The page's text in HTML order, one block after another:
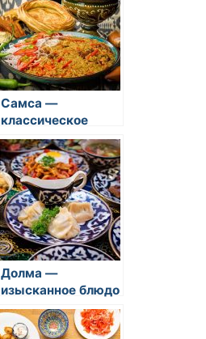
Самса —
классическое
восточное блюдо
Долма —
изысканное блюдо
восточной кухни